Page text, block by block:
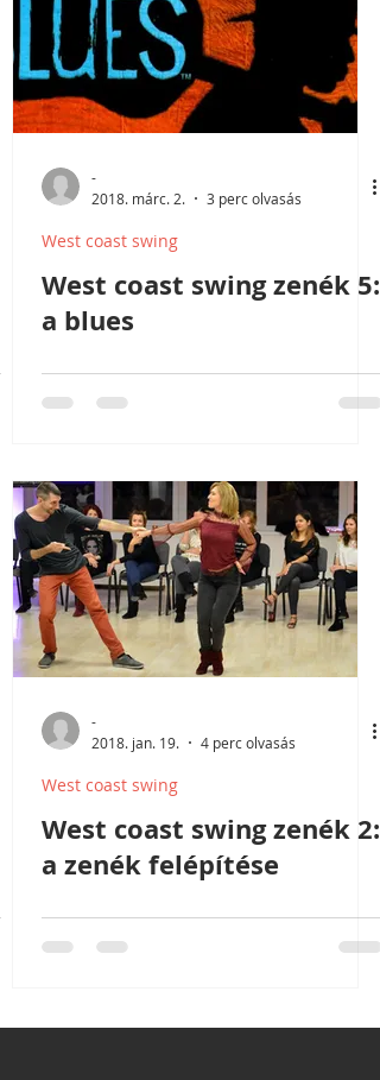
-
2018. márc. 2.
3 perc olvasás
West coast swing
West coast swing zenék 5:
a blues
-
2018. jan. 19.
4 perc olvasás
West coast swing
West coast swing zenék 2:
a zenék felépítése